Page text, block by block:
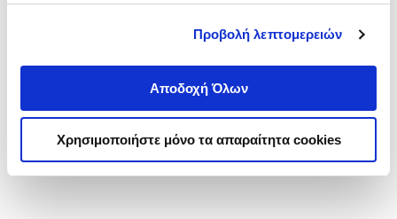
Προβολή λεπτομερειών
Αποδοχή Όλων
Χρησιμοποιήστε μόνο τα απαραίτητα cookies